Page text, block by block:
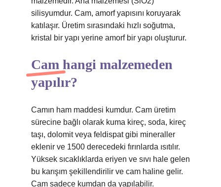
silisyumdur. Cam, amorf yapısını koruyarak
katılaşır. Üretim sırasındaki hızlı soğutma,
kristal bir yapı yerine amorf bir yapı oluşturur.
Cam hangi malzemeden
yapılır?
Camın ham maddesi kumdur. Cam üretim
sürecine bağlı olarak kuma kireç, soda, kireç
taşı, dolomit veya feldispat gibi mineraller
eklenir ve 1500 derecedeki fırınlarda ısıtılır.
Yüksek sıcaklıklarda eriyen ve sıvı hale gelen
bu karışım şekillendirilir ve cam haline gelir.
Cam sadece kumdan da yapılabilir.